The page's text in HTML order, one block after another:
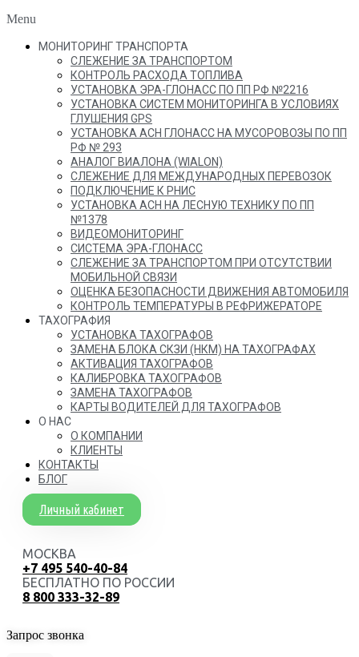
Menu
МОНИТОРИНГ ТРАНСПОРТА
СЛЕЖЕНИЕ ЗА ТРАНСПОРТОМ
КОНТРОЛЬ РАСХОДА ТОПЛИВА
УСТАНОВКА ЭРА-ГЛОНАСС ПО ПП РФ №2216
УСТАНОВКА СИСТЕМ МОНИТОРИНГА В УСЛОВИЯХ
ГЛУШЕНИЯ GPS
УСТАНОВКА АСН ГЛОНАСС НА МУСОРОВОЗЫ ПО ПП
РФ № 293
АНАЛОГ ВИАЛОНА (WIALON)
СЛЕЖЕНИЕ ДЛЯ МЕЖДУНАРОДНЫХ ПЕРЕВОЗОК
ПОДКЛЮЧЕНИЕ К РНИС
УСТАНОВКА АСН НА ЛЕСНУЮ ТЕХНИКУ ПО ПП
№1378
ВИДЕОМОНИТОРИНГ
СИСТЕМА ЭРА-ГЛОНАСС
СЛЕЖЕНИЕ ЗА ТРАНСПОРТОМ ПРИ ОТСУТСТВИИ
МОБИЛЬНОЙ СВЯЗИ
ОЦЕНКА БЕЗОПАСНОСТИ ДВИЖЕНИЯ АВТОМОБИЛЯ
КОНТРОЛЬ ТЕМПЕРАТУРЫ В РЕФРИЖЕРАТОРЕ
ТАХОГРАФИЯ
УСТАНОВКА ТАХОГРАФОВ
ЗАМЕНА БЛОКА СКЗИ (НКМ) НА ТАХОГРАФАХ
АКТИВАЦИЯ ТАХОГРАФОВ
КАЛИБРОВКА ТАХОГРАФОВ
ЗАМЕНА ТАХОГРАФОВ
КАРТЫ ВОДИТЕЛЕЙ ДЛЯ ТАХОГРАФОВ
О НАС
О КОМПАНИИ
КЛИЕНТЫ
КОНТАКТЫ
БЛОГ
Личный кабинет
МОСКВА
+7 495 540-40-84
БЕСПЛАТНО ПО РОССИИ
8 800 333-32-89
Запрос звонка